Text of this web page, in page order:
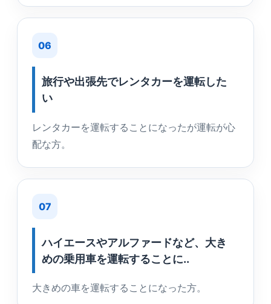
06
旅行や出張先でレンタカーを運転した
い
レンタカーを運転することになったが運転が心
配な方。
07
ハイエースやアルファードなど、大き
めの乗用車を運転することに..
大きめの車を運転することになった方。